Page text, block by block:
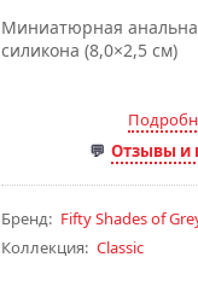
Миниатюрная
силикона (8,0×2,5 см)
Отзывы и
Бренд: Fifty Shades of
Коллекция: Classic